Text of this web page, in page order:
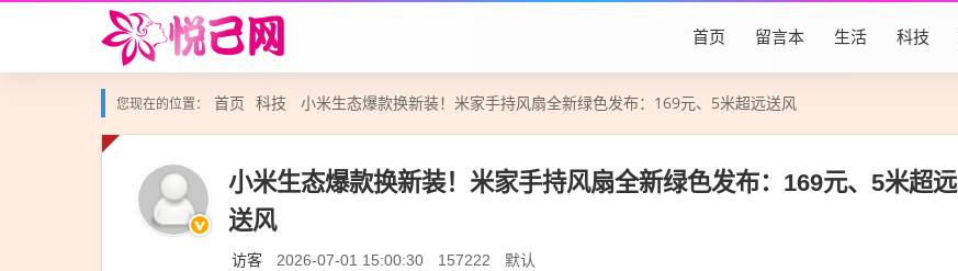
首页 留言本 生活 科技
您现在的位置： 首页 科技 小米生态爆款换新装！米家手持风扇全新绿色发布：169元、5米超远送风
小米生态爆款换新装！米家手持风扇全新绿色发布：169元、5米超远
送风
访客 2026-07-01 15:00:30 157222 默认